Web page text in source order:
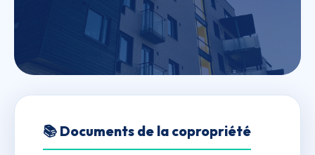
LA COLINIERE
📚 Documents de la copropriété